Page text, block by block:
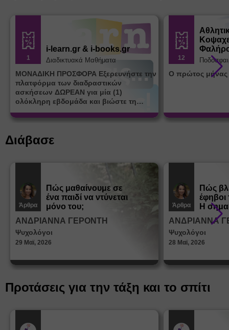
1
i-learn.gr & i-books.gr
Διαδικτυακά Μαθήματα
ΜΟΝΑΔΙΚΗ ΠΡΟΣΦΟΡΑ Εξερευνήστε την
πλατφόρμα των διαδραστικών
ασκήσεων ΔΩΡΕΑΝ για μία (1)
ολόκληρη εβδομάδα και βιώστε τη
learn.gr* * Αφορά νέες εγγραφές
12
Ο πρώτος
Διάβασε
Άρθρα
Πώς μαθαίνουμε σε
ένα παιδί να ντύνεται
μόνο του;
ΑΝΔΡΙΑΝΝΑ ΓΕΡΟΝΤΗ
Ψυχολόγοι
29 Μαϊ, 2026
Άρθρα
Πώς
Η
στη
ΑΝΔΡΙΑΝΝΑ
Ψυχολόγοι
28 Μαϊ, 2026
Προτάσεις για την τάξη και το σπίτι